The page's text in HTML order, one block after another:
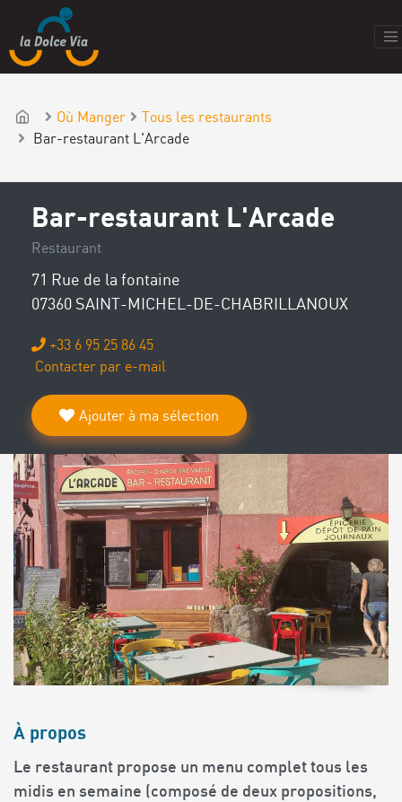
Où Manger
Tous les restaurants
Bar-restaurant L'Arcade
Bar-restaurant L'Arcade
Restaurant
71 Rue de la fontaine
07360 SAINT-MICHEL-DE-CHABRILLANOUX
+33 6 95 25 86 45
Contacter par e-mail
Ajouter à ma sélection
À propos
Le restaurant propose un menu complet tous les
midis en semaine (composé de deux propositions,